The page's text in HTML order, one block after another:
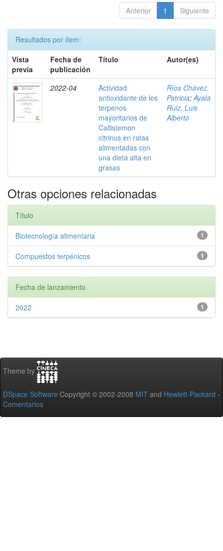
Anterior 1 Siguiente
Resultados por ítem:
Vista
previa
Fecha de
publicación
Título Autor(es)
2022-04
Actividad
antioxidante de los
terpenos
mayoritarios de
Callistemon
citrinus en ratas
alimentadas con
una dieta alta en
grasas
Ríos Chávez,
Patricia;Ayala
Ruiz, Luis
Alberto
Otras opciones relacionadas
Título
1
Biotecnología alimentaria
1
Compuestos terpénicos
Fecha de lanzamiento
1
2022
Theme by
DSpace Software Copyright © 2002-2008 MIT and Hewlett-Packard -
Comentarios